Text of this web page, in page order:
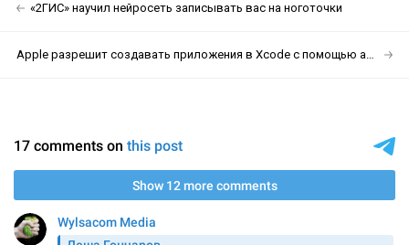
«2ГИС» научил нейросеть записывать вас на ноготочки
Apple разрешит создавать приложения в Xcode с помощью автономных ИИ-агентов